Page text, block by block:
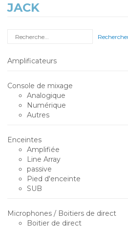
JACK
Rechercher
Amplificateurs
Console de mixage
Analogique
Numérique
Autres
Enceintes
Amplifiée
Line Array
passive
Pied d'enceinte
SUB
Microphones / Boitiers de direct
Boitier de direct